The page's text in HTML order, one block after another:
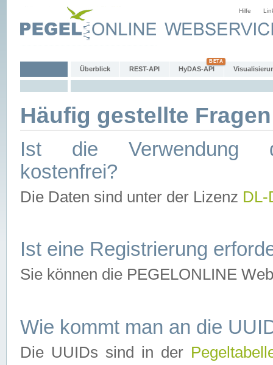
Hilfe
Überblick REST-API HyDAS-API
Häufig gestellte
Ist die Verwendung
kostenfrei?
Die Daten sind unter der Lizenz
Ist eine Registrierung
Sie können die PEGELONLINE
Wie kommt man an die
Die UUIDs sind in der